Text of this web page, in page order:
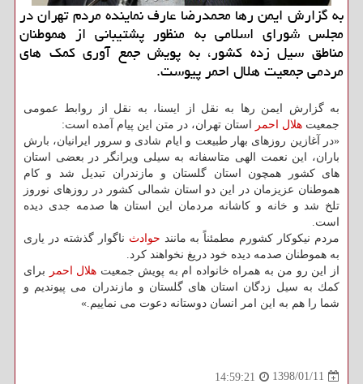
به گزارش ایمن رها محمدرضا عارف نماینده مردم تهران در
مجلس شورای اسلامی به منظور پشتیبانی از هموطنان
مناطق سیل زده كشور، به پویش جمع آوری كمك های
مردمی جمعیت هلال احمر پیوست.
به گزارش ایمن رها به نقل از ایسنا، به نقل از روابط عمومی
جمعیت هلال احمر
استان تهران، در متن این پیام آمده است:
«در آغازین روزهای بهار طبیعت و ایام شادی و سرور ایرانیان، بارش
باران، این نعمت الهی متاسفانه به سیلی ویرانگر در بعضی استان
های كشور همچون استان گلستان و مازندران تبدیل شد و كام
هموطنان عزیزمان در این دو استان شمالی كشور در روزهای نوروز
تلخ شد و خانه و كاشانه مردمان این استان ها صدمه جدی دیده
است.
مردم نیكوكار كشورم مطمئناً به مانند حوادث ناگوار گذشته در یاری
به هموطنان صدمه دیده خود دریغ نخواهند كرد.
از این رو من به همراه خانواده ام به پویش جمعیت هلال احمر
برای
كمك به سیل زدگان استان های گلستان و مازندران می پیوندیم و
شما را هم به این امر انسان دوستانه دعوت می نماییم.»
1398/01/11
14:59:21